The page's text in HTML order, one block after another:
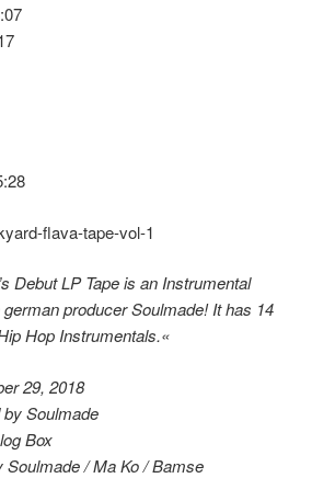
Debut LP Tape is an Instrumental
producer Soulmade! It has 14
Hop Instrumentals.«
29, 2018
Soulmade
Box
Soulmade / Ma Ko / Bamse